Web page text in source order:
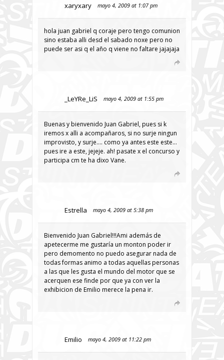
xaryxary mayo 4, 2009 at 1:07 pm
hola juan gabriel q coraje pero tengo comunion
sino estaba alli desd el sabado noxe pero no
puede ser asi q el año q viene no faltare jajajaja
_LeYRe_LiS mayo 4, 2009 at 1:55 pm
Buenas y bienvenido Juan Gabriel, pues si k
iremos x alli a acompañaros, si no surje ningun
improvisto, y surje…. como ya antes este este…
pues ire a este, jejeje. ah! pasate x el concurso y
participa cm te ha dixo Vane.
Estrella mayo 4, 2009 at 5:38 pm
Bienvenido Juan Gabriel!!!Ami además de
apetecerme me gustaría un monton poder ir
pero demomento no puedo asegurar nada de
todas formas animo a todas aquellas personas
a las que les gusta el mundo del motor que se
acerquen ese finde por que ya con ver la
exhibicion de Emilio merece la pena ir.
Emilio mayo 4, 2009 at 11:22 pm